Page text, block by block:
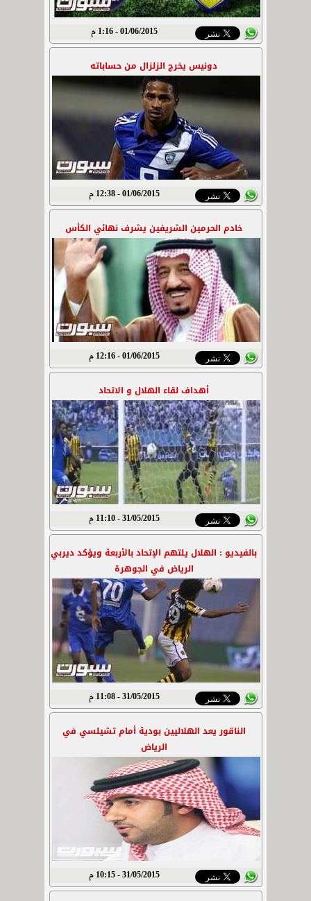
01/06/2015 - 1:16 م
دونيس يخرج الزلزال من حساباته
01/06/2015 - 12:38 م
خادم الحرمين الشريفين يشرف نهائي الكأس
01/06/2015 - 12:16 م
أهداف لقاء الهلال و الاتحاد
31/05/2015 - 11:10 م
بالفيديو : الهلال يلتهم الإتحاد بالأربعة ويؤكد ديربي
الرياض في الجوهرة
31/05/2015 - 11:08 م
الناقور يعد الهلاليين بودية أمام تشيلسي في
الرياض
31/05/2015 - 10:15 م